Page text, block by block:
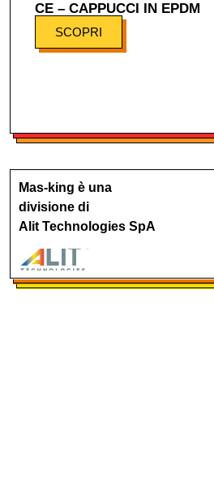
CE – CAPPUCCI IN EPDM
SCOPRI
Mas-king è una
divisione di
Alit Technologies SpA